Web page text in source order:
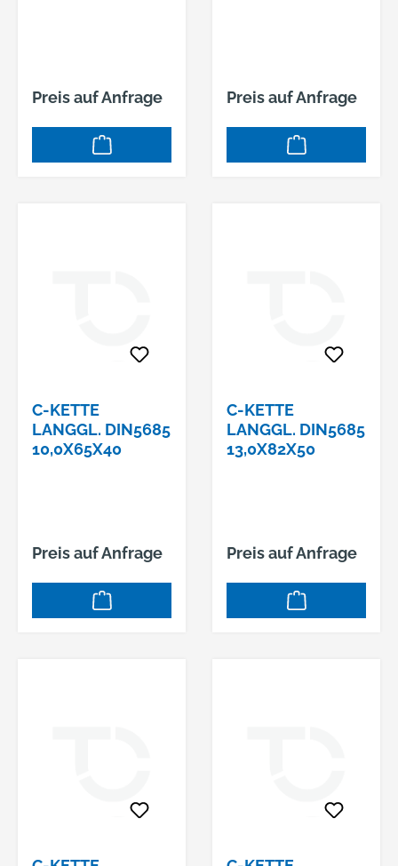
Preis auf Anfrage Preis auf Anfrage
C-KETTE
LANGGL. DIN5685
10,0X65X40
Preis auf Anfrage
C-KETTE
LANGGL. DIN5685
13,0X82X50
Preis auf Anfrage